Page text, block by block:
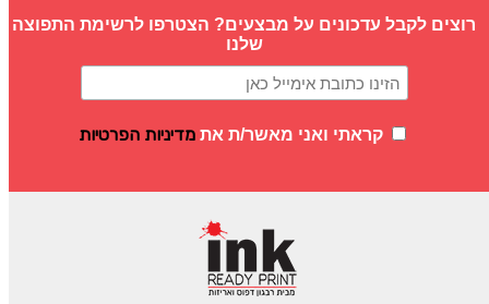
רוצים לקבל עדכונים על מבצעים? הצטרפו לרשימת התפוצה
שלנו
קראתי ואני מאשר/ת את מדיניות הפרטיות